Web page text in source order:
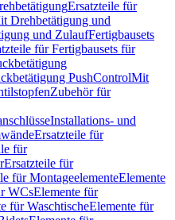
Ersatzteile für
Drehbetätigung und
und ZulaufFertigbausets
für Fertigbausets für
PushControlMit
Zubehör für
Installations- und
Ersatzteile für
für
Ersatzteile für
für MontageelementeElemente
WCsElemente für
für WaschtischeElemente für